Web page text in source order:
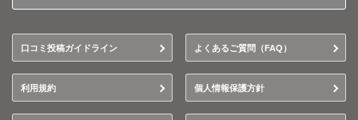
口コミ投稿ガイドライン よくあるご質問（FAQ）
利用規約 個人情報保護方針